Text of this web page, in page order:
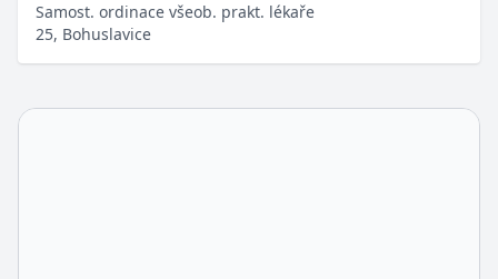
Samost. ordinace všeob. prakt. lékaře
25, Bohuslavice